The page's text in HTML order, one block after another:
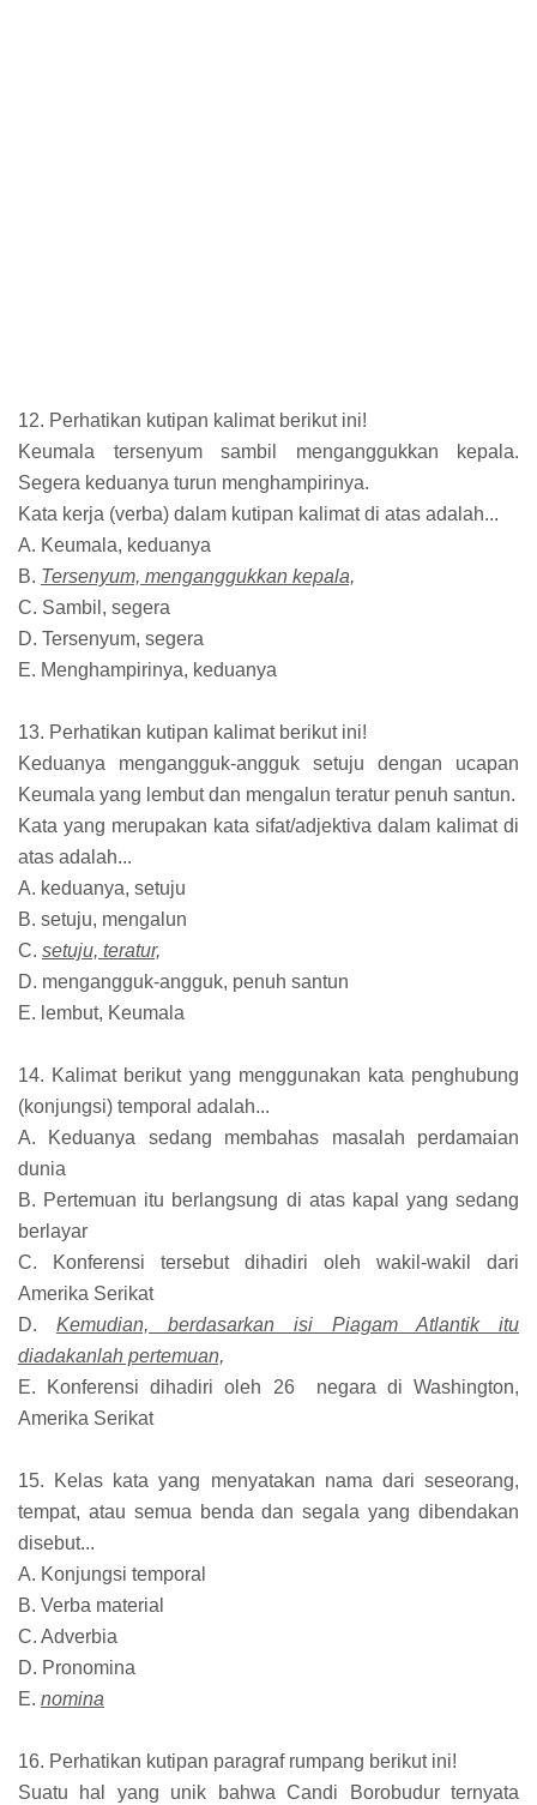
12. Perhatikan kutipan kalimat berikut ini!
Keumala tersenyum sambil menganggukkan kepala.
Segera keduanya turun menghampirinya.
Kata kerja (verba) dalam kutipan kalimat di atas adalah...
A. Keumala, keduanya
B. Tersenyum, menganggukkan kepala,
C. Sambil, segera
D. Tersenyum, segera
E. Menghampirinya, keduanya
13. Perhatikan kutipan kalimat berikut ini!
Keduanya mengangguk-angguk setuju dengan ucapan
Keumala yang lembut dan mengalun teratur penuh santun.
Kata yang merupakan kata sifat/adjektiva dalam kalimat di
atas adalah...
A. keduanya, setuju
B. setuju, mengalun
C. setuju, teratur,
D. mengangguk-angguk, penuh santun
E. lembut, Keumala
14. Kalimat berikut yang menggunakan kata penghubung
(konjungsi) temporal adalah...
A. Keduanya sedang membahas masalah perdamaian
dunia
B. Pertemuan itu berlangsung di atas kapal yang sedang
berlayar
C. Konferensi tersebut dihadiri oleh wakil-wakil dari
Amerika Serikat
D. Kemudian, berdasarkan isi Piagam Atlantik itu
diadakanlah pertemuan,
E. Konferensi dihadiri oleh 26 negara di Washington,
Amerika Serikat
15. Kelas kata yang menyatakan nama dari seseorang,
tempat, atau semua benda dan segala yang dibendakan
disebut...
A. Konjungsi temporal
B. Verba material
C. Adverbia
D. Pronomina
E. nomina
16. Perhatikan kutipan paragraf rumpang berikut ini!
Suatu hal yang unik bahwa Candi Borobudur ternyata